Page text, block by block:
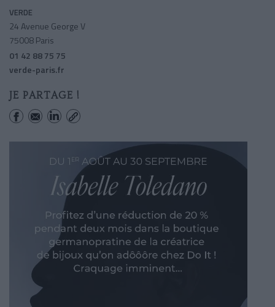
VERDE
24 Avenue George V
75008 Paris
01 42 88 75 75
verde-paris.fr
JE PARTAGE !